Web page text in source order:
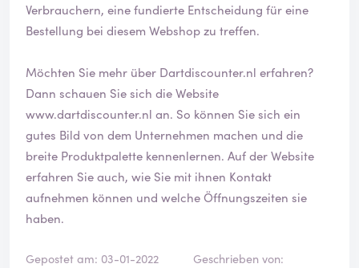
Verbrauchern, eine fundierte Entscheidung für eine
Bestellung bei diesem Webshop zu treffen.
Möchten Sie mehr über Dartdiscounter.nl erfahren?
Dann schauen Sie sich die Website
www.dartdiscounter.nl an. So können Sie sich ein
gutes Bild von dem Unternehmen machen und die
breite Produktpalette kennenlernen. Auf der Website
erfahren Sie auch, wie Sie mit ihnen Kontakt
aufnehmen können und welche Öffnungszeiten sie
haben.
Gepostet am: 03-01-2022
Geschrieben von: